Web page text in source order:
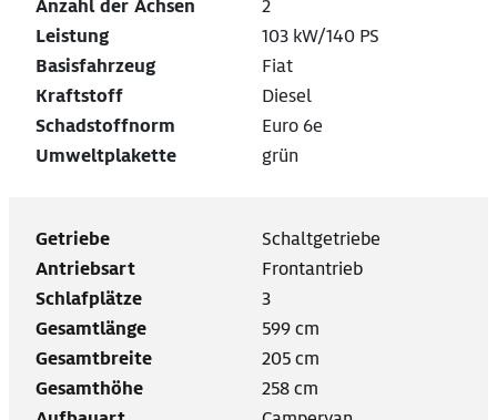
Anzahl der Achsen
2
Leistung
103 kW/140 PS
Basisfahrzeug
Fiat
Kraftstoff
Diesel
Schadstoffnorm
Euro 6e
Umweltplakette
grün
Getriebe
Schaltgetriebe
Antriebsart
Frontantrieb
Schlafplätze
3
Gesamtlänge
599 cm
Gesamtbreite
205 cm
Gesamthöhe
258 cm